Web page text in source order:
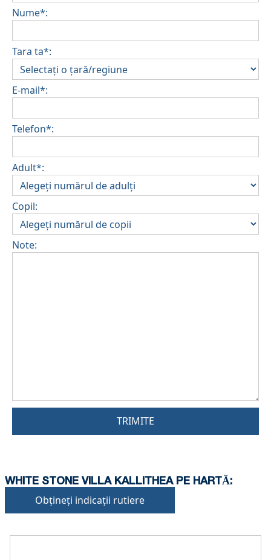
Nume*:
Tara ta*:
E-mail*:
Telefon*:
Adult*:
Copil:
Note:
TRIMITE
WHITE STONE VILLA KALLITHEA PE HARTĂ:
Obțineți indicații rutiere